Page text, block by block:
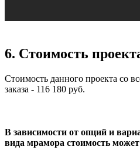
6. Стоимость
Стоимость данного проекта со
заказа - 116 180 руб.
В зависимости от опций и
вида мрамора стоимость